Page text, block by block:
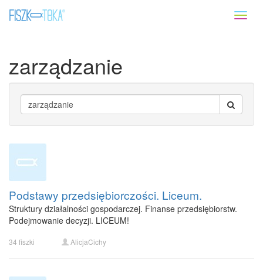
zarządzanie
Podstawy przedsiębiorczości. Liceum.
Struktury działalności gospodarczej. Finanse przedsiębiorstw.
Podejmowanie decyzji. LICEUM!
34 fiszki AlicjaCichy